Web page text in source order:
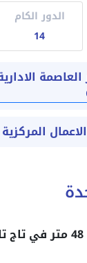
الدور الكام
14
المركزية
للبيع مكتب اداري 48